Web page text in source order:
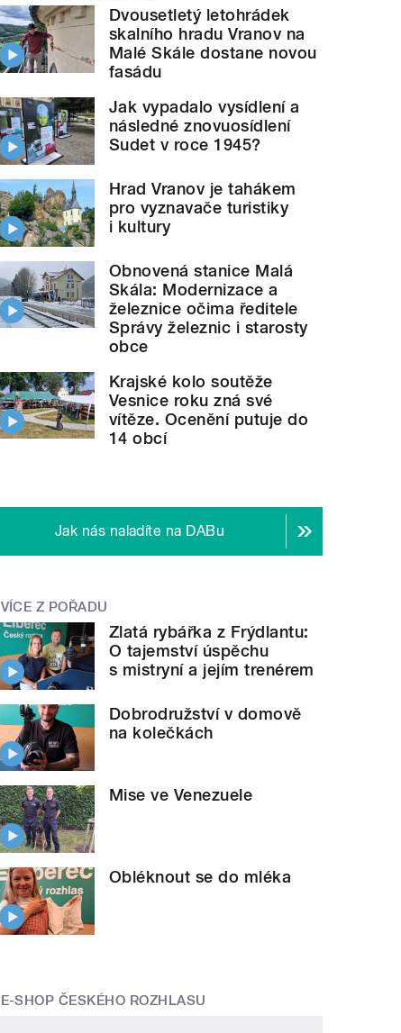
Dvousetletý letohrádek
skalního hradu Vranov na
Malé Skále dostane novou
fasádu
Jak vypadalo vysídlení a
následné znovuosídlení
Sudet v roce 1945?
Hrad Vranov je tahákem
pro vyznavače turistiky
i kultury
Obnovená stanice Malá
Skála: Modernizace a
železnice očima ředitele
Správy železnic i starosty
obce
Krajské kolo soutěže
Vesnice roku zná své
vítěze. Ocenění putuje do
14 obcí
Jak nás naladíte na DABu
VÍCE Z POŘADU
Zlatá rybářka z Frýdlantu:
O tajemství úspěchu
s mistryní a jejím trenérem
Dobrodružství v domově
na kolečkách
Mise ve Venezuele
Obléknout se do mléka
E-SHOP ČESKÉHO ROZHLASU